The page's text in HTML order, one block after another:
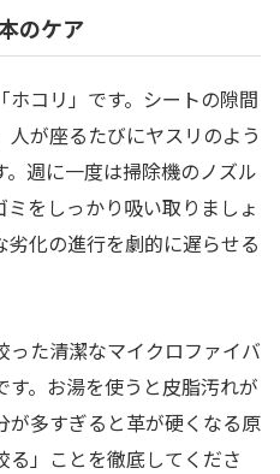
のケア
コリ」です。シートの隙間
が座るたびにヤスリのよう
週に一度は掃除機のノズル
をしっかり吸い取りましょ
劣化の進行を劇的に遅らせる
った清潔なマイクロファイバ
。お湯を使うと皮脂汚れが
が多すぎると革が硬くなる原
」ことを徹底してくださ